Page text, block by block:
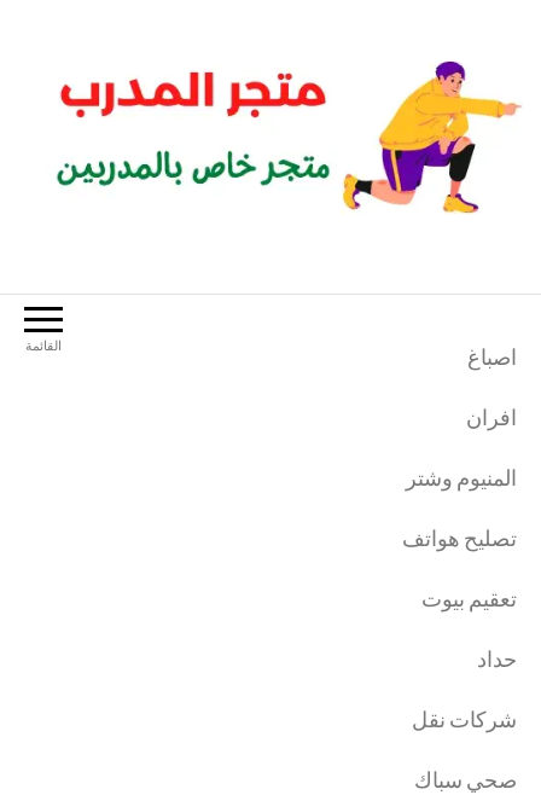
القائمة اصباغ
افران
المنيوم وشتر
تصليح هواتف
تعقيم بيوت
حداد
شركات نقل
صحي سباك